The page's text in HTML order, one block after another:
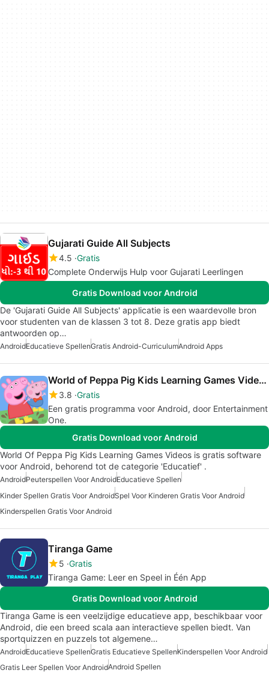
Gujarati Guide All Subjects
4.5 Gratis
Complete Onderwijs Hulp voor Gujarati Leerlingen
Gratis Download voor Android
De 'Gujarati Guide All Subjects' applicatie is een waardevolle bron
voor studenten van de klassen 3 tot 8. Deze gratis app biedt
antwoorden op…
AndroidEducatieve SpellenGratis Android-CurriculumAndroid Apps
World of Peppa Pig Kids Learning Games Videos
3.8 Gratis
Een gratis programma voor Android, door Entertainment
One.
Gratis Download voor Android
World Of Peppa Pig Kids Learning Games Videos is gratis software
voor Android, behorend tot de categorie 'Educatief' .
AndroidPeuterspellen Voor AndroidEducatieve Spellen
Kinder Spellen Gratis Voor AndroidSpel Voor Kinderen Gratis Voor Android
Kinderspellen Gratis Voor Android
Tiranga Game
5 Gratis
Tiranga Game: Leer en Speel in Één App
Gratis Download voor Android
Tiranga Game is een veelzijdige educatieve app, beschikbaar voor
Android, die een breed scala aan interactieve spellen biedt. Van
sportquizzen en puzzels tot algemene…
AndroidEducatieve SpellenGratis Educatieve SpellenKinderspellen Voor Android
Gratis Leer Spellen Voor AndroidAndroid Spellen